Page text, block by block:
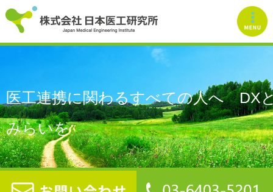
医工連携に関わるすべての人へ DX
みらいを